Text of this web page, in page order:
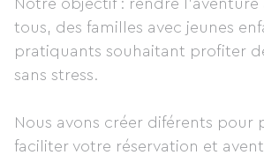
Notre objectif : rendre l’aventure
tous, des familles avec jeunes
pratiquants souhaitant profiter
sans stress.
Nous avons créer diférents pour
faciliter votre réservation et